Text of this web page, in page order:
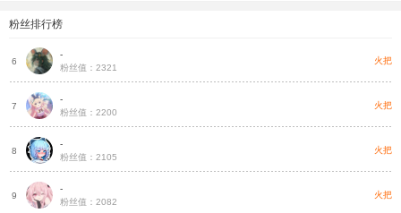
粉丝排行榜
6
-
粉丝值：2321
火把
7
-
粉丝值：2200
火把
8
-
粉丝值：2105
火把
9
-
粉丝值：2082
火把